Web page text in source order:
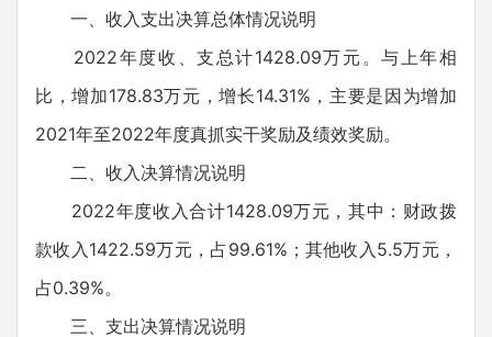
一、收入支出决算总体情况说明
2022年度收、支总计1428.09万元。与上年相
比，增加178.83万元，增长14.31%，主要是因为增加
2021年至2022年度真抓实干奖励及绩效奖励。
二、收入决算情况说明
2022年度收入合计1428.09万元，其中：财政拨
款收入1422.59万元，占99.61%；其他收入5.5万元，
占0.39%。
三、支出决算情况说明